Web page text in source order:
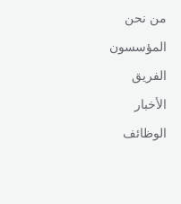
من نحن
المؤسسون
الفريق
الأخبار
الوظائف